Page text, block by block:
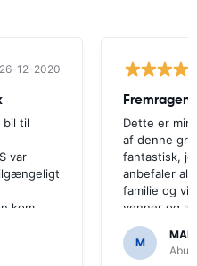
26-12-2020
bil til
var
kom
at
at
Dette er min
af denne
fantastisk,
anbefaler
familie og vil
venner og
M
Abu